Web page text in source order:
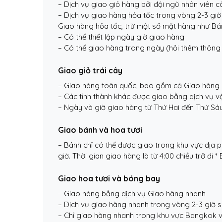
– Dịch vụ giao giỏ hàng bởi đội ngũ nhân viên
– Dịch vụ giao hàng hỏa tốc trong vòng 2-3
Giao hàng hỏa tốc, trừ một số mặt hàng như
– Có thể thiết lập ngày giờ giao hàng
– Có thể giao hàng trong ngày (hỏi thêm thông
Giao giỏ trái cây
– Giao hàng toàn quốc, bao gồm cả Giao hàng
– Các tỉnh thành khác được giao bằng dịch vụ
– Ngày và giờ giao hàng từ Thứ Hai đến Thứ
Giao bánh và hoa tươi
– Bánh chỉ có thể được giao trong khu vực địa
giờ. Thời gian giao hàng là từ 4:00 chiều trở đi
Giao hoa tươi và bóng bay
– Giao hàng bằng dịch vụ Giao hàng nhanh
– Dịch vụ giao hàng nhanh trong vòng 2-3 giờ
– Chỉ giao hàng nhanh trong khu vực Bangkok